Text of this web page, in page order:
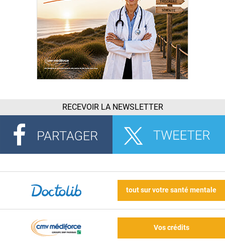
RECEVOIR LA NEWSLETTER
tout sur votre santé mentale
Vos crédits